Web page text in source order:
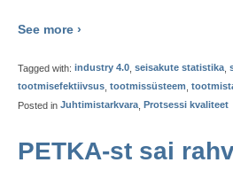
See more ›
Tagged with: industry 4.0 seisakute statistika,
tootmisefektiivsus tootmissüsteem
Posted in Juhtimistarkvara, Protsessi kvaliteet
PETKA-st sai